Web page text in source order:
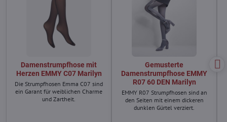
Damenstrumpfhose mit
Herzen EMMY C07 Marilyn
Die Strumpfhosen Emma C07 sind
ein Garant für weiblichen Charme
und Zartheit.
Gemusterte
Damenstrumpfhose EMMY
R07 60 DEN Marilyn
EMMY R07 Strumpfhosen sind an
den Seiten mit einem dickeren
dunklen Gürtel verziert.